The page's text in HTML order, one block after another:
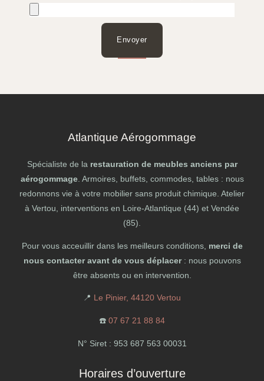
Envoyer
Atlantique Aérogommage
Spécialiste de la restauration de meubles anciens par
aérogommage. Armoires, buffets, commodes, tables : nous
redonnons vie à votre mobilier sans produit chimique. Atelier
à Vertou, interventions en Loire-Atlantique (44) et Vendée
(85).
Pour vous acceuillir dans les meilleurs conditions, merci de
nous contacter avant de vous déplacer: nous pouvons
être absents ou en intervention.
📍 Le Pinier, 44120 Vertou
☎️ 07 67 21 88 84
N° Siret : 953 687 563 00031
Horaires d’ouverture